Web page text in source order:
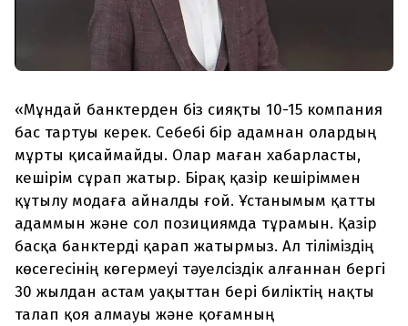
«Мұндай банктерден біз сияқты 10-15 компания
бас тартуы керек. Себебі бір адамнан олардың
мұрты қисаймайды. Олар маған хабарласты,
кешірім сұрап жатыр. Бірақ қазір кешіріммен
құтылу модаға айналды ғой. Ұстанымым қатты
адаммын және сол позициямда тұрамын. Қазір
басқа банктерді қарап жатырмыз. Ал тіліміздің
көсегесінің көгермеуі тәуелсіздік алғаннан бергі
30 жылдан астам уақыттан бері биліктің нақты
талап қоя алмауы және қоғамның